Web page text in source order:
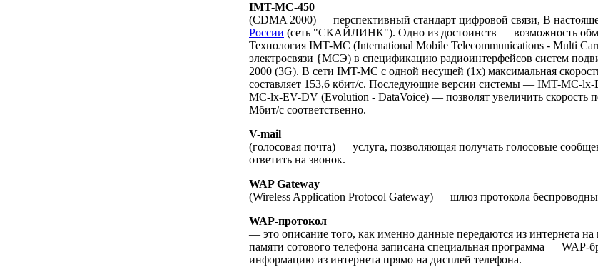
IMT-MC-450
(CDMA 2000) — перспективный стандарт цифровой связи, В
России (сеть "СКАЙЛИНК"). Одно из достоинств — возможность
Технология IMT-MC (International Mobile Telecommunications - Multi
электросвязи {МСЭ) в спецификацию радиоинтерфейсов систем
2000 (3G). В сети IMT-MC с одной несущей (1х) максимальная
составляет 153,6 кбит/с. Последующие версии системы — IMT-MC-
MC-lx-EV-DV (Evolution - DataVoice) — позволят увеличить скорость
Мбит/с соответственно.
V-mail
(голосовая почта) — услуга, позволяющая получать голосовые
ответить на звонок.
WAP Gateway
(Wireless Application Protocol Gateway) — шлюз протокола
WAP-протокол
— это описание того, как именно данные передаются из интернета
памяти сотового телефона записана специальная программа — WAP-
информацию из интернета прямо на дисплей телефона.